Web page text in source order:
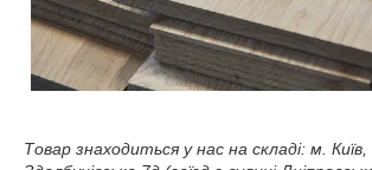
Товар знаходиться у нас на складі: м. Київ,